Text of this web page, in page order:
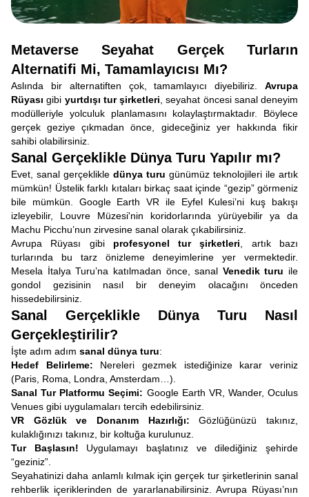
Metaverse Seyahat Gerçek Turların
Alternatifi Mi, Tamamlayıcısı Mı?
Aslında bir alternatiften çok, tamamlayıcı diyebiliriz. Avrupa
Rüyası gibi yurtdışı tur şirketleri , seyahat öncesi sanal deneyim
modülleriyle yolculuk planlamasını kolaylaştırmaktadır. Böylece
gerçek geziye çıkmadan önce, gideceğiniz yer hakkında fikir
sahibi olabilirsiniz.
Sanal Gerçeklikle Dünya Turu Yapılır mı?
Evet, sanal gerçeklikle dünya turu günümüz teknolojileri ile artık
mümkün! Üstelik farklı kıtaları birkaç saat içinde “gezip” görmeniz
bile mümkün. Google Earth VR ile Eyfel Kulesi’ni kuş bakışı
izleyebilir, Louvre Müzesi'nin koridorlarında yürüyebilir ya da
Machu Picchu’nun zirvesine sanal olarak çıkabilirsiniz.
Avrupa Rüyası gibi profesyonel tur şirketleri , artık bazı
turlarında bu tarz önizleme deneyimlerine yer vermektedir.
Mesela İtalya Turu’na katılmadan önce, sanal Venedik turu ile
gondol gezisinin nasıl bir deneyim olacağını önceden
hissedebilirsiniz.
Sanal Gerçeklikle Dünya Turu Nasıl
Gerçekleştirilir?
İşte adım adım sanal dünya turu:
Hedef Belirleme: Nereleri gezmek istediğinize karar veriniz
(Paris, Roma, Londra, Amsterdam…).
Sanal Tur Platformu Seçimi: Google Earth VR, Wander, Oculus
Venues gibi uygulamaları tercih edebilirsiniz.
VR Gözlük ve Donanım Hazırlığı: Gözlüğünüzü takınız,
kulaklığınızı takınız, bir koltuğa kurulunuz.
Tur Başlasın! Uygulamayı başlatınız ve dilediğiniz şehirde
“geziniz”.
Seyahatinizi daha anlamlı kılmak için gerçek tur şirketlerinin sanal
rehberlik içeriklerinden de yararlanabilirsiniz. Avrupa Rüyası’nın